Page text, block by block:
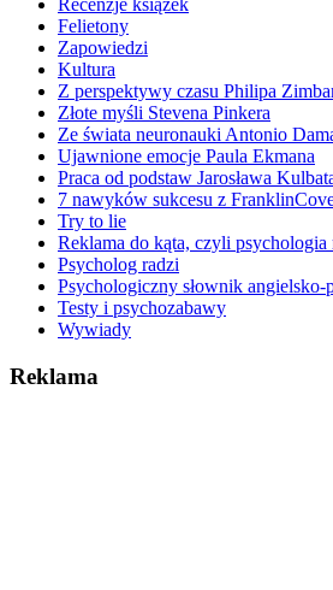
Recenzje książek
Felietony
Zapowiedzi
Kultura
Z perspektywy czasu Philipa
Złote myśli Stevena Pinkera
Ze świata neuronauki Antonio
Ujawnione emocje Paula Ekmana
Praca od podstaw Jarosława
7 nawyków sukcesu z
Try to lie
Reklama do kąta, czyli psychologia
Psycholog radzi
Psychologiczny słownik angielsko-
Testy i psychozabawy
Wywiady
Reklama